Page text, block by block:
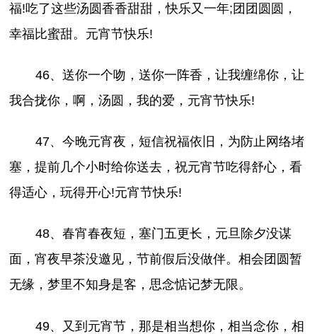
福!吃了这些汤圆香香甜甜，快乐又一年;团团圆圆，
幸福比蜜甜。元宵节快乐!
46、送你一个吻，送你一阵香，让我缠绵你，让
我合拢你，啊，汤圆，我的爱，元宵节快乐!
47、今晚元宵夜，短信祝福依旧，为防止网络堵
塞，提前几个小时给你送去，祝元宵节吃得舒心，看
得适心，玩得开心!元宵节快乐!
48、春宵春夜短，塞门五更长，元旦除夕没谋
面，宵夜早茶没邀见，节前假后没做伴。相会团圆暂
无缘，梦里不知身是客，思念惦记梦无限。
49、又到元宵节，那是相当想你，相当念你，相